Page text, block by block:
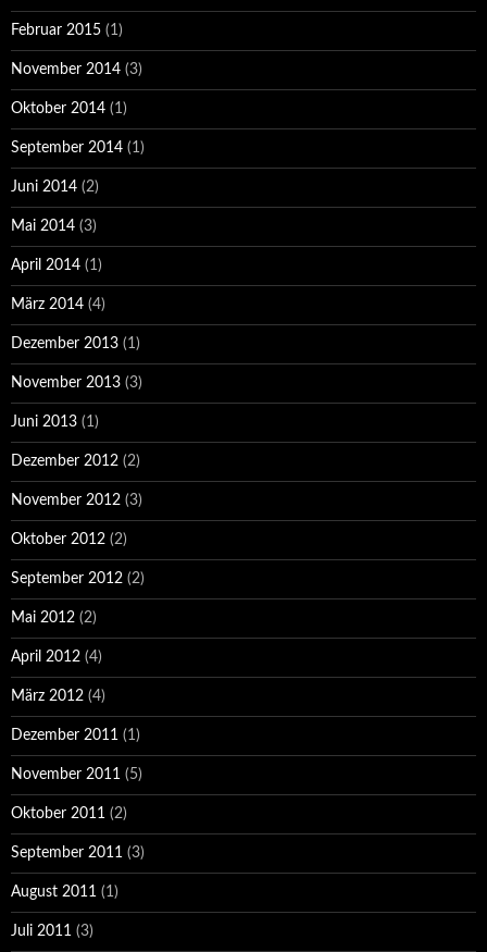
Februar 2015 (1)
November 2014 (3)
Oktober 2014 (1)
September 2014 (1)
Juni 2014 (2)
Mai 2014 (3)
April 2014 (1)
März 2014 (4)
Dezember 2013 (1)
November 2013 (3)
Juni 2013 (1)
Dezember 2012 (2)
November 2012 (3)
Oktober 2012 (2)
September 2012 (2)
Mai 2012 (2)
April 2012 (4)
März 2012 (4)
Dezember 2011 (1)
November 2011 (5)
Oktober 2011 (2)
September 2011 (3)
August 2011 (1)
Juli 2011 (3)